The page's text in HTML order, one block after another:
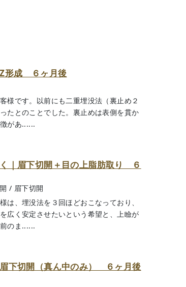
Z形成 ６ヶ月後
様です。以前にも二重埋没法（裏止め２
たとのことでした。裏止めは表側を貫か
があ......
｜眉下切開＋目の上脂肪取り ６
/ 眉下切開
、埋没法を３回ほどおこなっており、
広く安定させたいという希望と、上瞼が
のま......
下切開（真ん中のみ） ６ヶ月後